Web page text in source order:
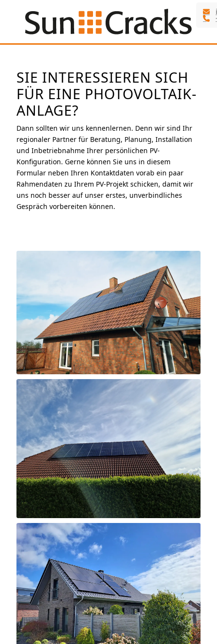
SIE INTERESSIEREN SICH
FÜR EINE PHOTOVOLTAIK-
ANLAGE?
Dann sollten wir uns kennenlernen. Denn wir sind Ihr
regionaler Partner für Beratung, Planung, Installation
und Inbetriebnahme Ihrer persönlichen PV-
Konfiguration. Gerne können Sie uns in diesem
Formular neben Ihren Kontaktdaten vorab ein paar
Rahmendaten zu Ihrem PV-Projekt schicken, damit wir
uns noch besser auf unser erstes, unverbindliches
Gespräch vorbereiten können.